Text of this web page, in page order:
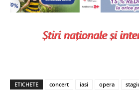
ETICHETE concert iasi opera